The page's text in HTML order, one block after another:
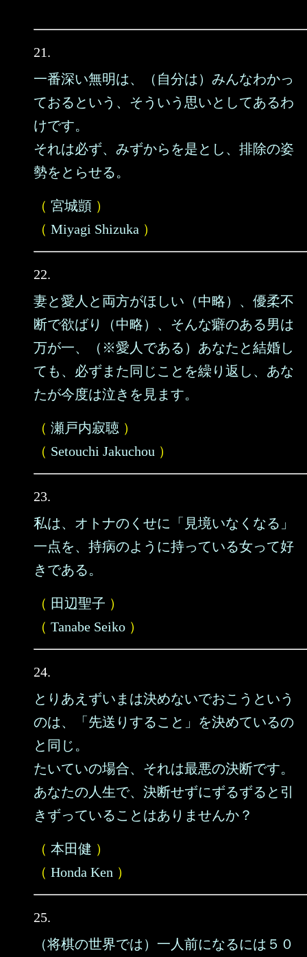
21.
一番深い無明は、（自分は）みんなわかっ
ておるという、そういう思いとしてあるわ
けです。
それは必ず、みずからを是とし、排除の姿
勢をとらせる。
（ 宮城顗 ）
（ Miyagi Shizuka ）
22.
妻と愛人と両方がほしい（中略）、優柔不
断で欲ばり（中略）、そんな癖のある男は
万が一、（※愛人である）あなたと結婚し
ても、必ずまた同じことを繰り返し、あな
たが今度は泣きを見ます。
（ 瀬戸内寂聴 ）
（ Setouchi Jakuchou ）
23.
私は、オトナのくせに「見境いなくなる」
一点を、持病のように持っている女って好
きである。
（ 田辺聖子 ）
（ Tanabe Seiko ）
24.
とりあえずいまは決めないでおこうという
のは、「先送りすること」を決めているの
と同じ。
たいていの場合、それは最悪の決断です。
あなたの人生で、決断せずにずるずると引
きずっていることはありませんか？
（ 本田健 ）
（ Honda Ken ）
25.
（将棋の世界では）一人前になるには５０